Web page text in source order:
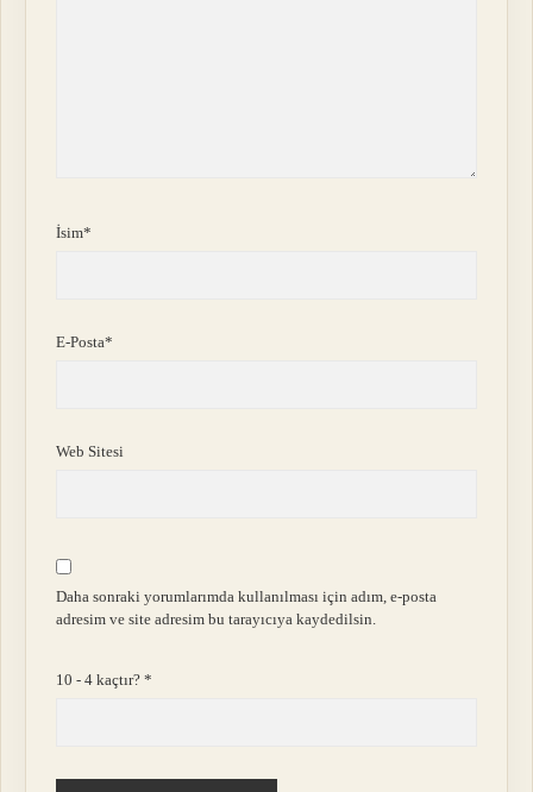
İsim*
E-Posta*
Web Sitesi
Daha sonraki yorumlarımda kullanılması için adım, e-posta
adresim ve site adresim bu tarayıcıya kaydedilsin.
10 - 4 kaçtır?*